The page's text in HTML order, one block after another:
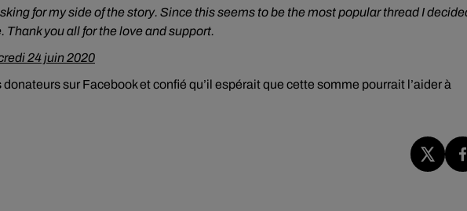
for my side of the story. Since this seems to be the most popular thread I
you all for the love and support.
24 juin 2020
donateurs sur Facebook et confié qu’il espérait que cette somme pourrait l’aider à